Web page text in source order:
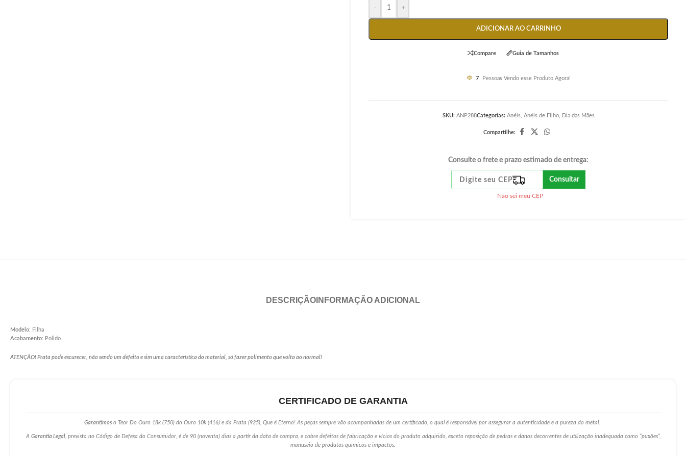
- +
ADICIONAR AO CARRINHO
Compare Guia de Tamanhos
7 Pessoas Vendo esse Produto Agora!
SKU: ANP288Categorias: Anéis, Anéis de Filho, Dia das Mães
Compartilhe:
Consulte o frete e prazo estimado de entrega:
Consultar
Não sei meu CEP
DESCRIÇÃO INFORMAÇÃO ADICIONAL
Modelo: Filha
Acabamento: Polido
ATENÇÃO! Prata pode escurecer, não sendo um defeito e sim uma característica do material, só fazer polimento que volta ao normal!
CERTIFICADO DE GARANTIA
Garantimos o Teor Do Ouro 18k (750) do Ouro 10k (416) e da Prata (925), Que é Eterno! As peças sempre vão acompanhadas de um certificado, o qual é responsável por assegurar a autenticidade e a pureza do metal.
A Garantia Legal, prevista no Código de Defesa do Consumidor, é de 90 (noventa) dias a partir da data de compra, e cobre defeitos de fabricação e vícios do produto adquirido, exceto reposição de pedras e danos decorrentes de utilização inadequada como ”puxões”,
manuseio de produtos químicos e impactos.